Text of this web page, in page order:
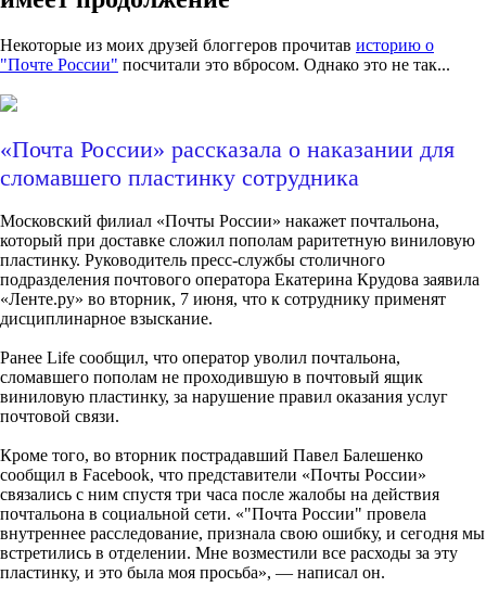
Некоторые из моих друзей блоггеров прочитав историю о
"Почте России" посчитали это вбросом. Однако это не так...
«Почта России» рассказала о наказании для
сломавшего пластинку сотрудника
Московский филиал «Почты России» накажет почтальона,
который при доставке сложил пополам раритетную виниловую
пластинку. Руководитель пресс-службы столичного
подразделения почтового оператора Екатерина Крудова заявила
«Ленте.ру» во вторник, 7 июня, что к сотруднику применят
дисциплинарное взыскание.
Ранее Life сообщил, что оператор уволил почтальона,
сломавшего пополам не проходившую в почтовый ящик
виниловую пластинку, за нарушение правил оказания услуг
почтовой связи.
Кроме того, во вторник пострадавший Павел Балешенко
сообщил в Facebook, что представители «Почты России»
связались с ним спустя три часа после жалобы на действия
почтальона в социальной сети. «"Почта России" провела
внутреннее расследование, признала свою ошибку, и сегодня мы
встретились в отделении. Мне возместили все расходы за эту
пластинку, и это была моя просьба», — написал он.